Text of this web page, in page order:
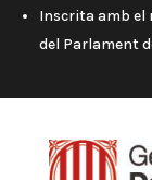
Inscrita amb el
del Parlament